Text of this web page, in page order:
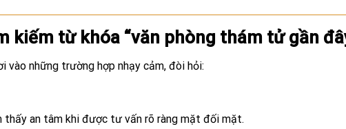
kiếm từ khóa “văn phòng thám tử gần
vào những trường hợp nhạy cảm, đòi hỏi:
thấy an tâm khi được tư vấn rõ ràng mặt đối mặt.